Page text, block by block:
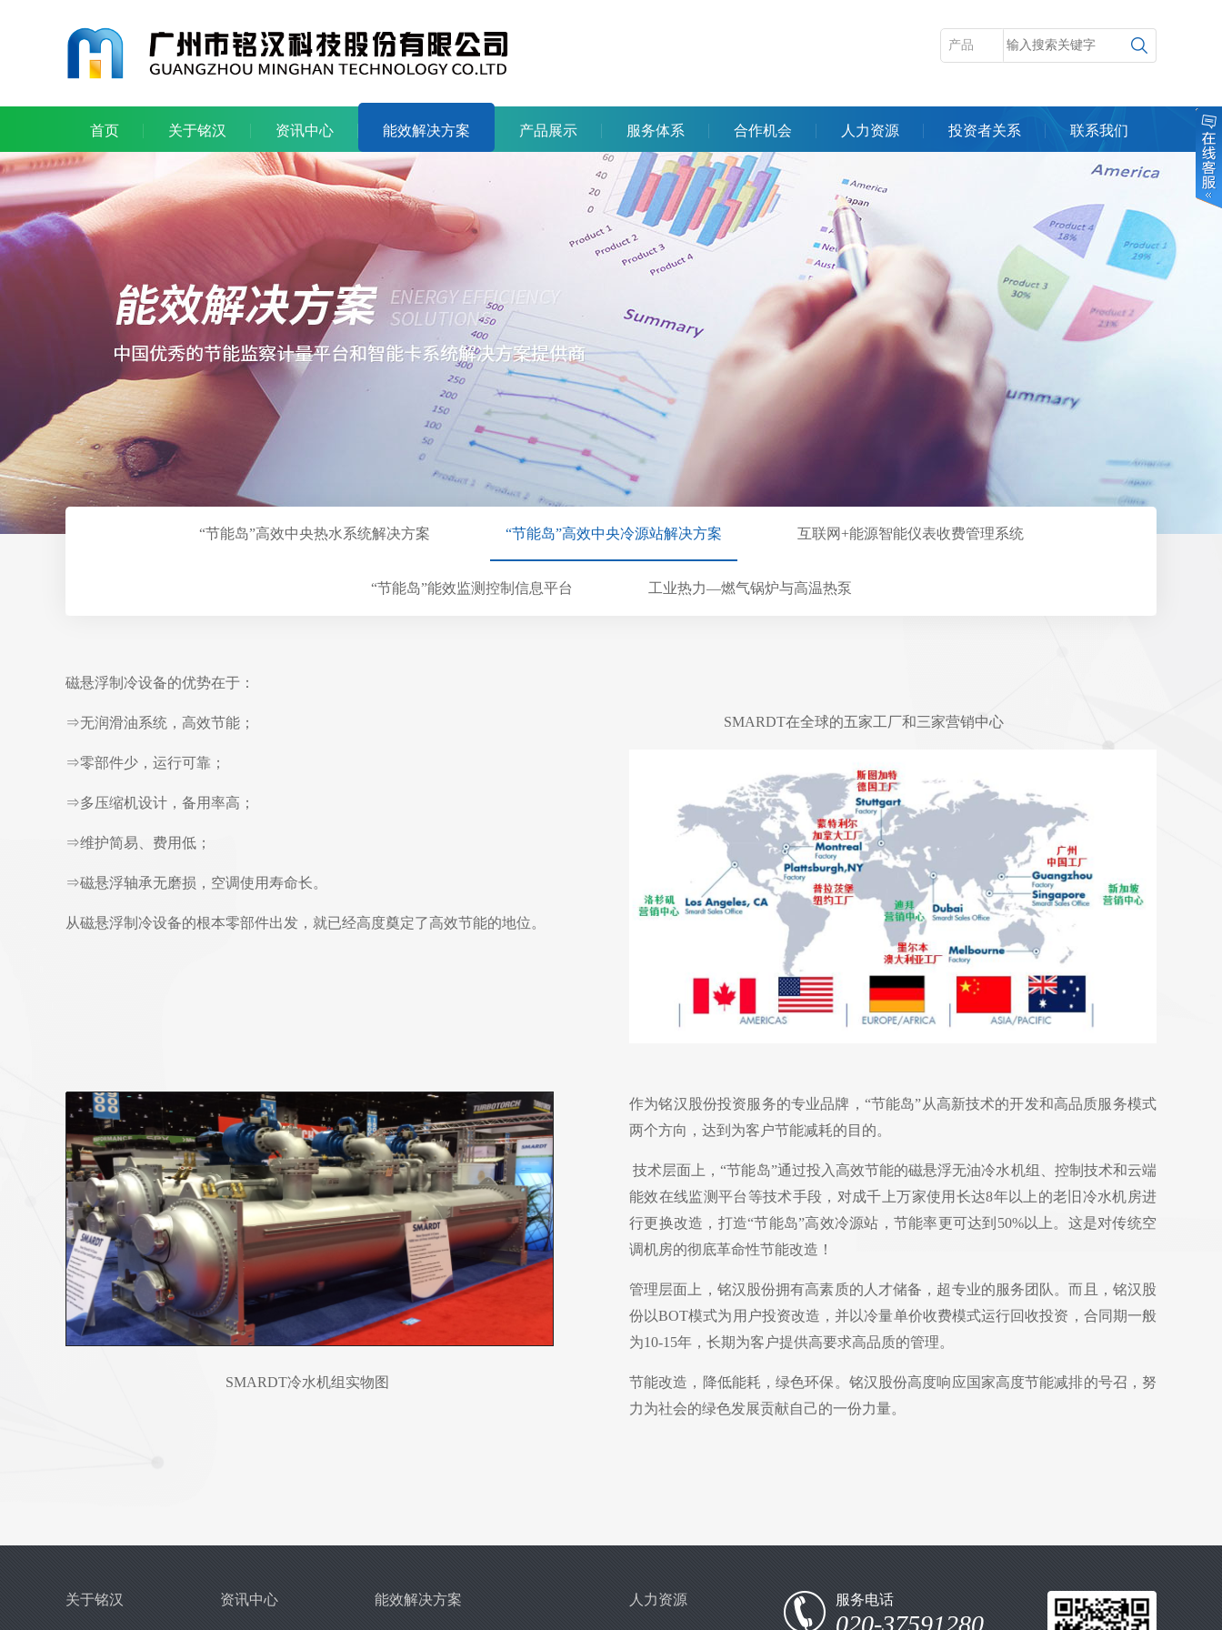
首页 关于铭汉 资讯中心 能效解决方案 产品展示 服务体系 合作机会 人力资源 投资者关系 联系我们
“节能岛”高效中央热水系统解决方案 “节能岛”高效中央冷源站解决方案 互联网+能源智能仪表收费管理系统
“节能岛”能效监测控制信息平台 工业热力—燃气锅炉与高温热泵
磁悬浮制冷设备的优势在于：
⇒无润滑油系统，高效节能；
⇒零部件少，运行可靠；
⇒多压缩机设计，备用率高；
⇒维护简易、费用低；
⇒磁悬浮轴承无磨损，空调使用寿命长。
从磁悬浮制冷设备的根本零部件出发，就已经高度奠定了高效节能的地位。
SMARDT在全球的五家工厂和三家营销中心
SMARDT冷水机组实物图
作为铭汉股份投资服务的专业品牌，“节能岛”从高新技术的开发和高品质服务模式
两个方向，达到为客户节能减耗的目的。
技术层面上，“节能岛”通过投入高效节能的磁悬浮无油冷水机组、控制技术和云端
能效在线监测平台等技术手段，对成千上万家使用长达8年以上的老旧冷水机房进
行更换改造，打造“节能岛”高效冷源站，节能率更可达到50%以上。这是对传统空
调机房的彻底革命性节能改造！
管理层面上，铭汉股份拥有高素质的人才储备，超专业的服务团队。而且，铭汉股
份以BOT模式为用户投资改造，并以冷量单价收费模式运行回收投资，合同期一般
为10-15年，长期为客户提供高要求高品质的管理。
节能改造，降低能耗，绿色环保。铭汉股份高度响应国家高度节能减排的号召，努
力为社会的绿色发展贡献自己的一份力量。
关于铭汉 资讯中心 能效解决方案 人力资源 服务电话